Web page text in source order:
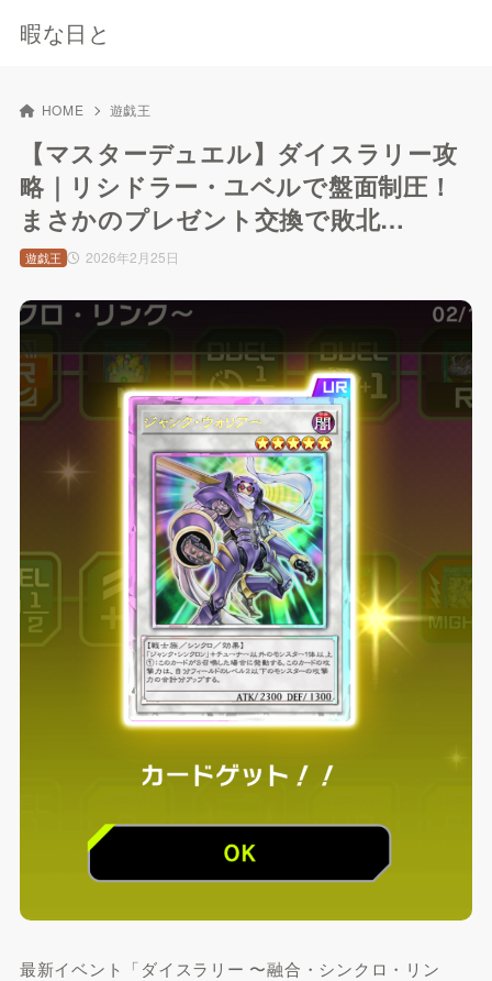
暇な日と
HOME 遊戯王
【マスターデュエル】ダイスラリー攻
略｜リシドラー・ユベルで盤面制圧！
まさかのプレゼント交換で敗北…
2026年2月25日
遊戯王
最新イベント「ダイスラリー 〜融合・シンクロ・リン